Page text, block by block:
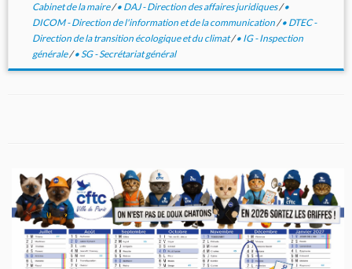
Cabinet de la maire/• DAJ - Direction des affaires juridiques/•
DICOM - Direction de l'information et de la communication/• DTEC -
Direction de la transition écologique et du climat/• IG - Inspection
générale/• SG - Secrétariat général